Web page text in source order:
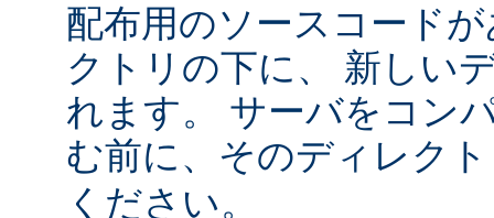
配布用のソースコード
クトリの下に、 新しい
れます。 サーバをコン
む前に、そのディレク
ください。